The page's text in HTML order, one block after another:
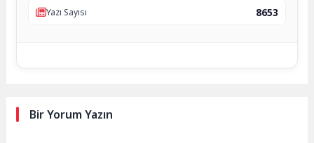
Yazı Sayısı
8653
Bir Yorum Yazın